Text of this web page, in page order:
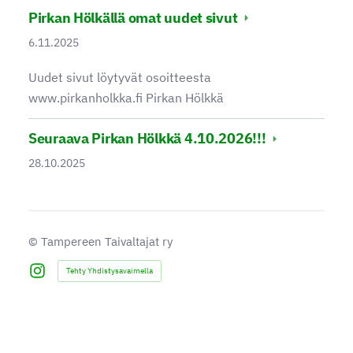
Pirkan Hölkällä omat uudet sivut
6.11.2025
Uudet sivut löytyvät osoitteesta
www.pirkanholkka.fi Pirkan Hölkkä
Seuraava Pirkan Hölkkä 4.10.2026!!!
28.10.2025
© Tampereen Taivaltajat ry
Instagram
Tehty Yhdistysavaimella